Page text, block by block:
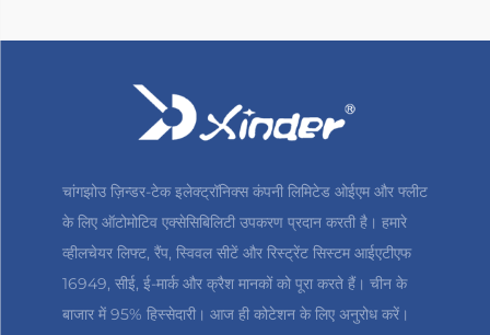
चांगझोउ ज़िन्डर-टेक इलेक्ट्रॉनिक्स कंपनी लिमिटेड ओईएम और फ्लीट
के लिए ऑटोमोटिव एक्सेसिबिलिटी उपकरण प्रदान करती है। हमारे
व्हीलचेयर लिफ्ट, रैंप, स्विवल सीटें और रिस्ट्रेंट सिस्टम आईएटीएफ
16949, सीई, ई-मार्क और क्रैश मानकों को पूरा करते हैं। चीन के
बाजार में 95% हिस्सेदारी। आज ही कोटेशन के लिए अनुरोध करें।